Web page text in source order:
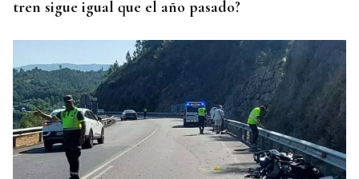
tren sigue igual que el año pasado?